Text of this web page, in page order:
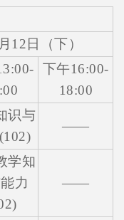
12日（下）
下午16:00-
18:00
识与
——
学知
力
——